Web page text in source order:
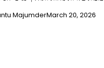
MajumderMarch 20, 2026